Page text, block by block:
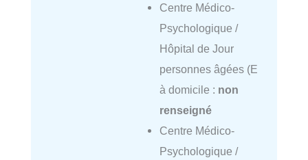
Centre Médico-
Psychologique /
Hôpital de Jour
personnes âgées (E
à domicile : non
renseigné
Centre Médico-
Psychologique /